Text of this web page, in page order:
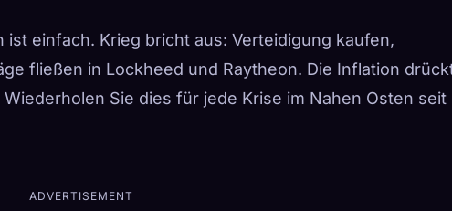
einfach. Krieg bricht aus: Verteidigung kaufen,
fließen in Lockheed und Raytheon. Die Inflation
Sie dies für jede Krise im Nahen Osten seit
ADVERTISEMENT